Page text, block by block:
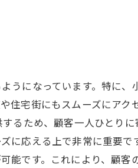
になっています。特に
住宅街にもスムーズにア
るため、顧客一人ひとり
に応える上で非常に重要
能です。これにより、顧